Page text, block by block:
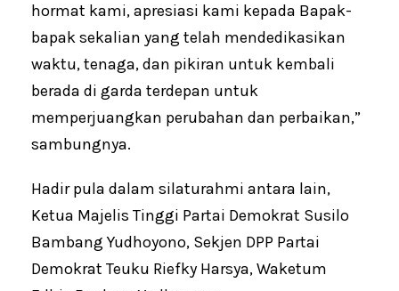
hormat kami, apresiasi kami kepada Bapak-
bapak sekalian yang telah mendedikasikan
waktu, tenaga, dan pikiran untuk kembali
berada di garda terdepan untuk
memperjuangkan perubahan dan perbaikan,”
sambungnya.
Hadir pula dalam silaturahmi antara lain,
Ketua Majelis Tinggi Partai Demokrat Susilo
Bambang Yudhoyono, Sekjen DPP Partai
Demokrat Teuku Riefky Harsya, Waketum